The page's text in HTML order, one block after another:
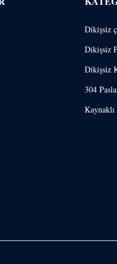
Dikişsiz
Dikişsiz
Dikişsiz
304